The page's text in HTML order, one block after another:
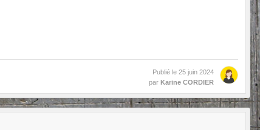
Publié le 25 juin 2024
par Karine CORDIER